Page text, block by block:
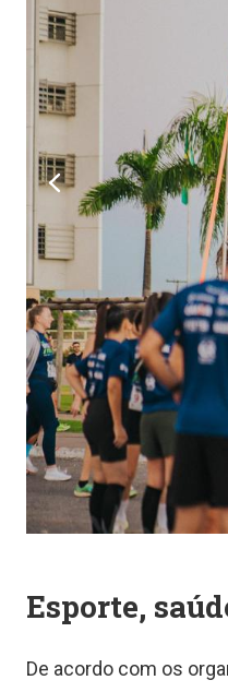
Esporte,
De acordo com os